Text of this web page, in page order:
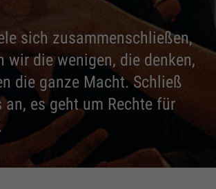
sich zusammenschließen,
wir die wenigen, die denken,
die ganze Macht. Schließ
an, es geht um Rechte für